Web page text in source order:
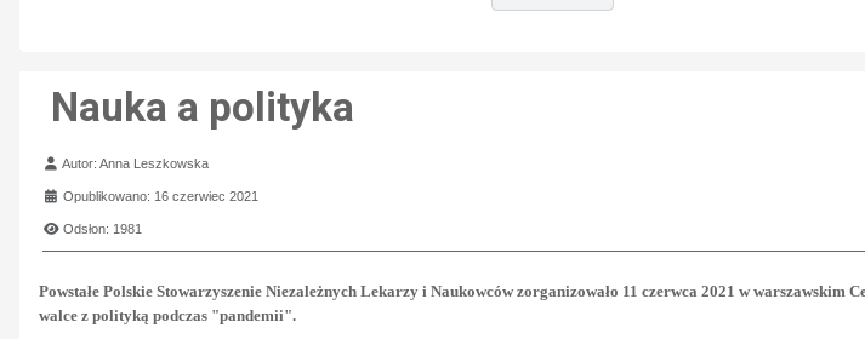
Nauka a polityka
Szczegóły
Autor:Anna Leszkowska
Opublikowano: 16 czerwiec 2021
Odsłon: 1981
Powstałe Polskie Stowarzyszenie Niezależnych Lekarzy i Naukowców zorganizowało 11 czerwca 2021 w
walce z polityką podczas "pandemii".